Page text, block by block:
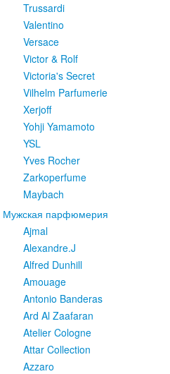
Trussardi
Valentino
Versace
Victor & Rolf
Victoria's Secret
Vilhelm Parfumerie
Xerjoff
Yohji Yamamoto
YSL
Yves Rocher
Zarkoperfume
Maybach
Мужская парфюмерия
Ajmal
Alexandre.J
Alfred Dunhill
Amouage
Antonio Banderas
Ard Al Zaafaran
Atelier Cologne
Attar Collection
Azzaro